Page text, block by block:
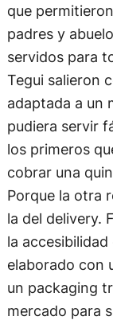
que
padres y
servidos para
Tegui salieron
adaptada a un
pudiera servir
los primeros
cobrar una
Porque la otra
la del delivery.
la
elaborado con
un packaging
mercado para